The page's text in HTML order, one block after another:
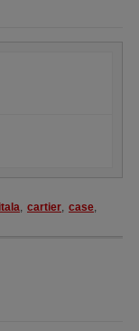
, cartier, case,